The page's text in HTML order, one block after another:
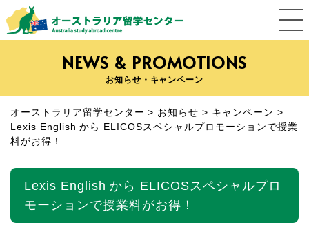
NEWS & PROMOTIONS
お知らせ・キャンペーン
オーストラリア留学センター > お知らせ > キャンペーン >
Lexis English から ELICOSスペシャルプロモーションで授業
料がお得！
Lexis English から ELICOSスペシャルプロ
モーションで授業料がお得！